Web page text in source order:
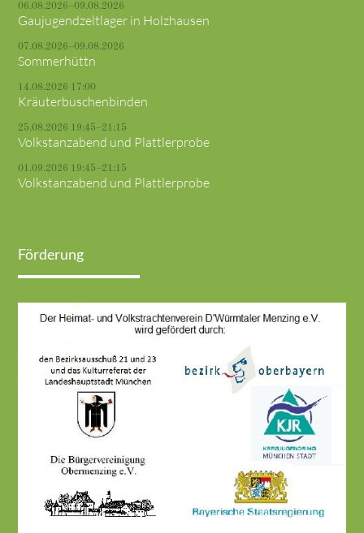
06.08.2026–09.08.2026
Gaujugendzeltlager in Holzhausen
07.08.2026–09.08.2026
Sommerhüttn
14.08.2026 17:00
Kräuterbuschenbinden
25.08.2026 19:45–21:15
Volkstanzabend und Plattlerprobe
01.09.2026 19:45–21:15
Volkstanzabend und Plattlerprobe
Förderung